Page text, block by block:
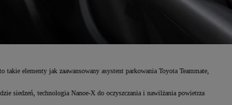
elementy jak zaawansowany asystent parkowania Toyota Teammate,
siedzeń, technologia Nanoe-X do oczyszczania i nawilżania powietrza